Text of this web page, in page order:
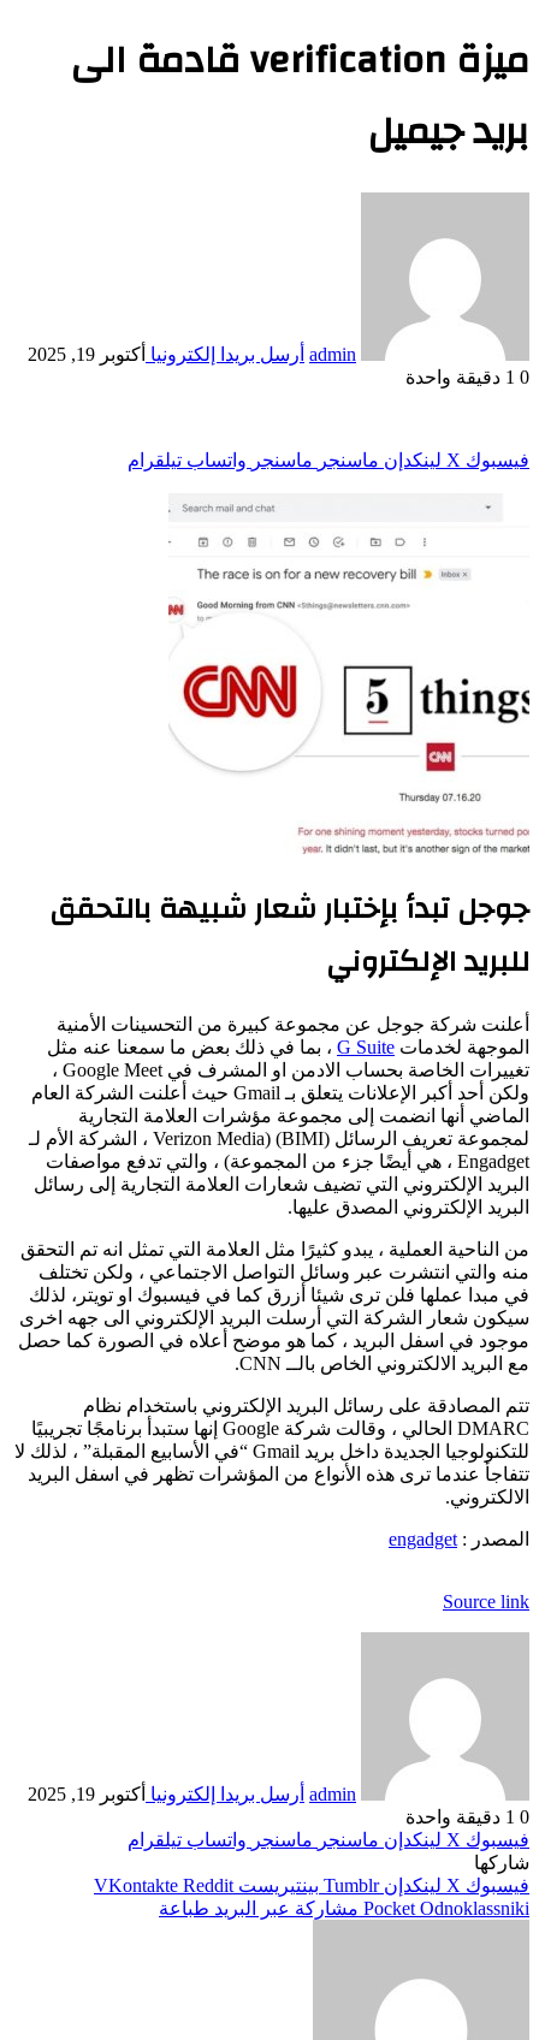
ميزة verification قادمة الى
بريد جيميل
admin أرسل بريدا إلكترونيا أكتوبر 19, 2025
0
دقيقة واحدة
فيسبوك ‫X لينكدإن ماسنجر ماسنجر واتساب تيلقرام
جوجل تبدأ بإختبار شعار شبيهة بالتحقق
للبريد الإلكتروني
أعلنت شركة جوجل عن مجموعة كبيرة من التحسينات الأمنية
الموجهة لخدمات G Suite ، بما في ذلك بعض ما سمعنا عنه مثل
تغييرات الخاصة بحساب الادمن او المشرف في Google Meet ،
ولكن أحد أكبر الإعلانات يتعلق بـ Gmail حيث أعلنت الشركة العام
الماضي أنها انضمت إلى مجموعة مؤشرات العلامة التجارية
لمجموعة تعريف الرسائل (BIMI) (Verizon Media ، الشركة الأم لـ
Engadget ، هي أيضًا جزء من المجموعة) ، والتي تدفع مواصفات
البريد الإلكتروني التي تضيف شعارات العلامة التجارية إلى رسائل
البريد الإلكتروني المصدق عليها.
من الناحية العملية ، يبدو كثيرًا مثل العلامة التي تمثل انه تم التحقق
منه والتي انتشرت عبر وسائل التواصل الاجتماعي ، ولكن تختلف
في مبدا عملها فلن ترى شيئا أزرق كما في فيسبوك او تويتر، لذلك
سيكون شعار الشركة التي أرسلت البريد الإلكتروني الى جهه اخرى
موجود في اسفل البريد ، كما هو موضح أعلاه في الصورة كما حصل
مع البريد الالكتروني الخاص بالــ CNN.
تتم المصادقة على رسائل البريد الإلكتروني باستخدام نظام
DMARC الحالي ، وقالت شركة Google إنها ستبدأ برنامجًا تجريبيًا
للتكنولوجيا الجديدة داخل بريد Gmail “في الأسابيع المقبلة” ، لذلك لا
تتفاجأ عندما ترى هذه الأنواع من المؤشرات تظهر في اسفل البريد
الالكتروني.
المصدر : engadget
Source link
admin أرسل بريدا إلكترونيا أكتوبر 19, 2025
0
دقيقة واحدة
فيسبوك ‫X لينكدإن ماسنجر ماسنجر واتساب تيلقرام
شاركها
فيسبوك ‫X لينكدإن بينتيريست
Odnoklassniki
‫Pocket مشاركة عبر البريد طباعة